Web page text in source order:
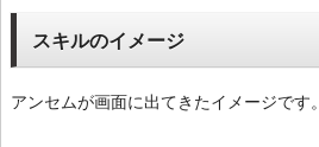
スキルのイメージ
アンセムが画面に出てきたイメージです。